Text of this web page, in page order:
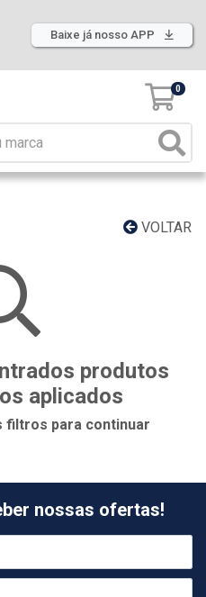
Baixe já nosso APP
0
VOLTAR
produtos
aplicados
filtros para continuar
nossas ofertas!